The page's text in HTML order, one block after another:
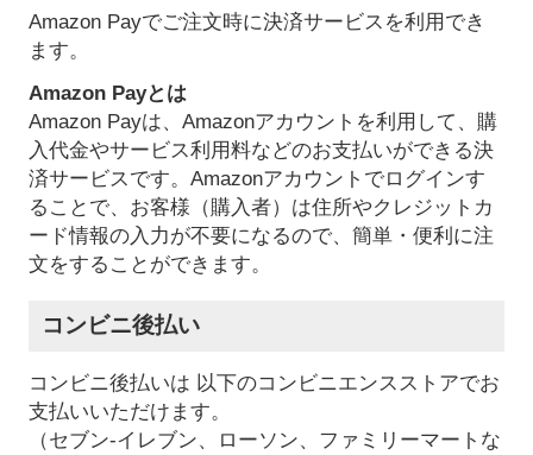
Amazon Payでご注文時に決済サービスを利用でき
ます。
Amazon Payとは
Amazon Payは、Amazonアカウントを利用して、購
入代金やサービス利用料などのお支払いができる決
済サービスです。Amazonアカウントでログインす
ることで、お客様（購入者）は住所やクレジットカ
ード情報の入力が不要になるので、簡単・便利に注
文をすることができます。
コンビニ後払い
コンビニ後払いは 以下のコンビニエンスストアでお
支払いいただけます。
（セブン-イレブン、ローソン、ファミリーマートな